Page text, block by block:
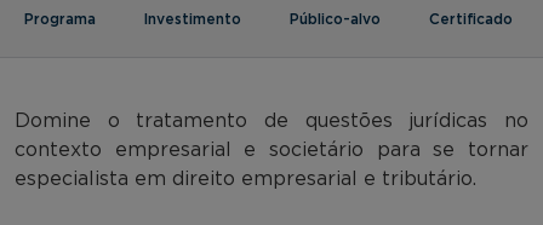
Programa Investimento Público-alvo Certificado
Domine o tratamento de questões jurídicas no
contexto empresarial e societário para se tornar
especialista em direito empresarial e tributário.